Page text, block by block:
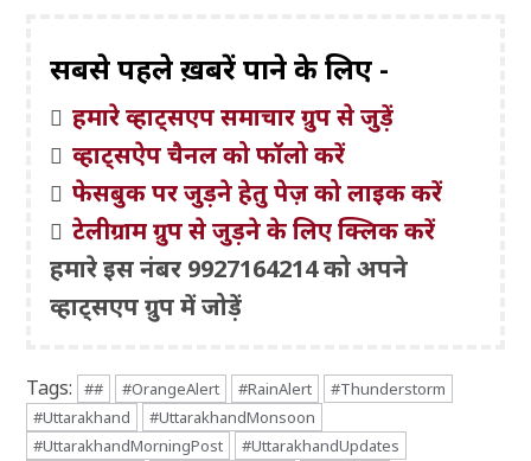
सबसे पहले ख़बरें पाने के लिए -
हमारे व्हाट्सएप समाचार ग्रुप से जुड़ें
व्हाट्सऐप चैनल को फॉलो करें
फेसबुक पर जुड़ने हेतु पेज़ को लाइक करें
टेलीग्राम ग्रुप से जुड़ने के लिए क्लिक करें
हमारे इस नंबर 9927164214 को अपने
व्हाट्सएप ग्रुप में जोड़ें
Tags: ## #OrangeAlert #RainAlert
#Thunderstorm
#Uttarakhand
#UttarakhandMonsoon
#UttarakhandMorningPost
#UttarakhandUpdates